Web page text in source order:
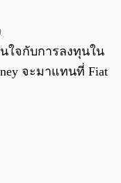
ใจกับการลงทุนใน
จะมาแทนที่ Fiat